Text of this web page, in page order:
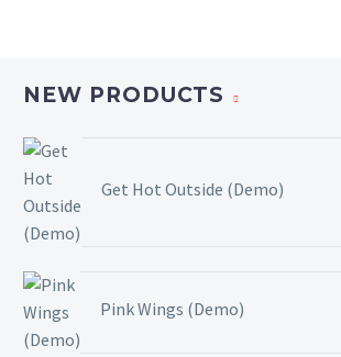
NEW PRODUCTS
Get Hot Outside (Demo)
Pink Wings (Demo)